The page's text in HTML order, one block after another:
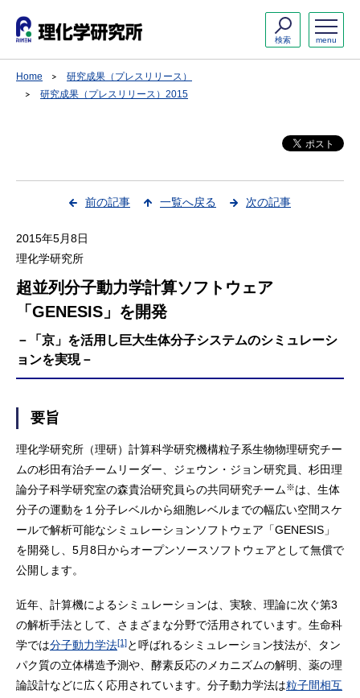
menu
検索
Home
研究成果（プレスリリース）
研究成果（プレスリリース）2015
前の記事 一覧へ戻る 次の記事
2015年5月8日
理化学研究所
超並列分子動力学計算ソフトウェア
「GENESIS」を開発
－「京」を活用し巨大生体分子システムのシミュレーシ
ョンを実現－
要旨
理化学研究所（理研）計算科学研究機構粒子系生物物理研究チー
ムの杉田有治チームリーダー、ジェウン・ジョン研究員、杉田理
論分子科学研究室の森貴治研究員らの共同研究チーム※は、生体
分子の運動を１分子レベルから細胞レベルまでの幅広い空間スケ
ールで解析可能なシミュレーションソフトウェア「GENESIS」
を開発し、5月8日からオープンソースソフトウェアとして無償で
公開します。
近年、計算機によるシミュレーションは、実験、理論に次ぐ第3
の解析手法として、さまざまな分野で活用されています。生命科
学では分子動力学法[1]と呼ばれるシミュレーション技法が、タン
パク質の立体構造予測や、酵素反応のメカニズムの解明、薬の理
論設計などに広く応用されています。分子動力学法は粒子間相互